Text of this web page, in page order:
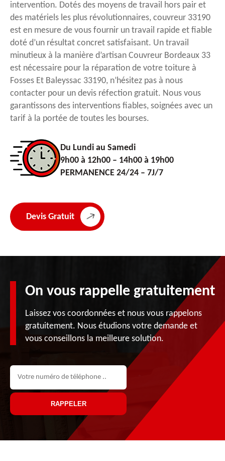
intervention. Dotés des moyens de travail hors pair et
des matériels les plus révolutionnaires, couvreur 33190
est en mesure de vous fournir un travail rapide et fiable
doté d’un résultat concret satisfaisant. Un travail
minutieux à la manière d’artisan Couvreur Bordeaux 33
est nécessaire pour la réparation de votre toiture à
Fosses Et Baleyssac 33190, n’hésitez pas à nous
contacter pour un devis réfection gratuit. Nous vous
garantissons des interventions fiables, soignées avec un
tarif à la portée de toutes les bourses.
Du Lundi au Samedi
9h00 à 12h00 – 14h00 à 19h00
PERMANENCE 24/24 – 7J/7
Devis Gratuit
On vous rappelle gratuitement
Laissez vos coordonnées et nous vous rappelons
gratuitement. Nous étudions votre demande et
vous conseillons la meilleure solution.